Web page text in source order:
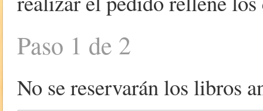
Paso 1 de 2
No se reservarán los libros